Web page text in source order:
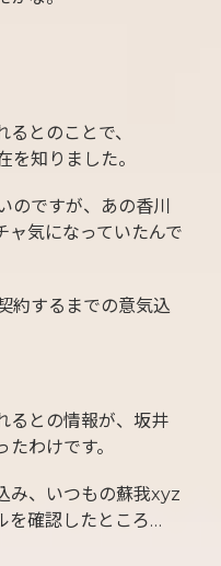
とのことで、
を知りました。
ですが、あの香川
ャ気になっていたんで
約するまでの意気込
るとの情報が、坂井
わけです。
み、いつもの蘇我xyz
を確認したところ…